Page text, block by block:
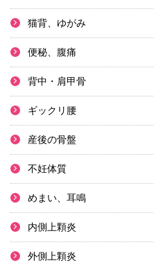
猫背、ゆがみ
便秘、腹痛
背中・肩甲骨
ギックリ腰
産後の骨盤
不妊体質
めまい、耳鳴
内側上顆炎
外側上顆炎